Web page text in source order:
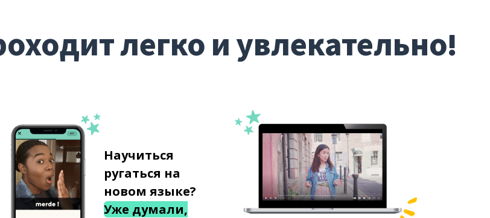
легко и увлекательно!
Научиться
ругаться на
новом языке?
Уже думали,